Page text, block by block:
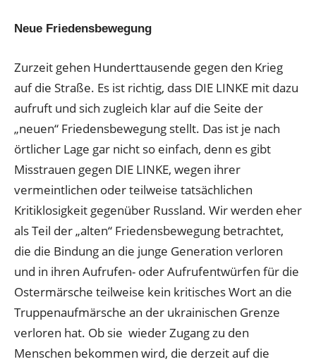
Neue Friedensbewegung
Zurzeit gehen Hunderttausende gegen den Krieg
auf die Straße. Es ist richtig, dass DIE LINKE mit dazu
aufruft und sich zugleich klar auf die Seite der
„neuen“ Friedensbewegung stellt. Das ist je nach
örtlicher Lage gar nicht so einfach, denn es gibt
Misstrauen gegen DIE LINKE, wegen ihrer
vermeintlichen oder teilweise tatsächlichen
Kritiklosigkeit gegenüber Russland. Wir werden eher
als Teil der „alten“ Friedensbewegung betrachtet,
die die Bindung an die junge Generation verloren
und in ihren Aufrufen- oder Aufrufentwürfen für die
Ostermärsche teilweise kein kritisches Wort an die
Truppenaufmärsche an der ukrainischen Grenze
verloren hat. Ob sie wieder Zugang zu den
Menschen bekommen wird, die derzeit auf die